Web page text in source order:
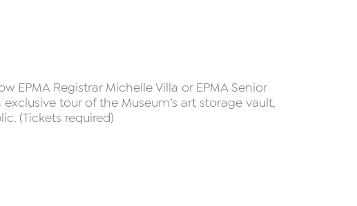
EPMA Registrar Michelle Villa or EPMA Senior
exclusive tour of the Museum’s art storage vault,
(Tickets required)